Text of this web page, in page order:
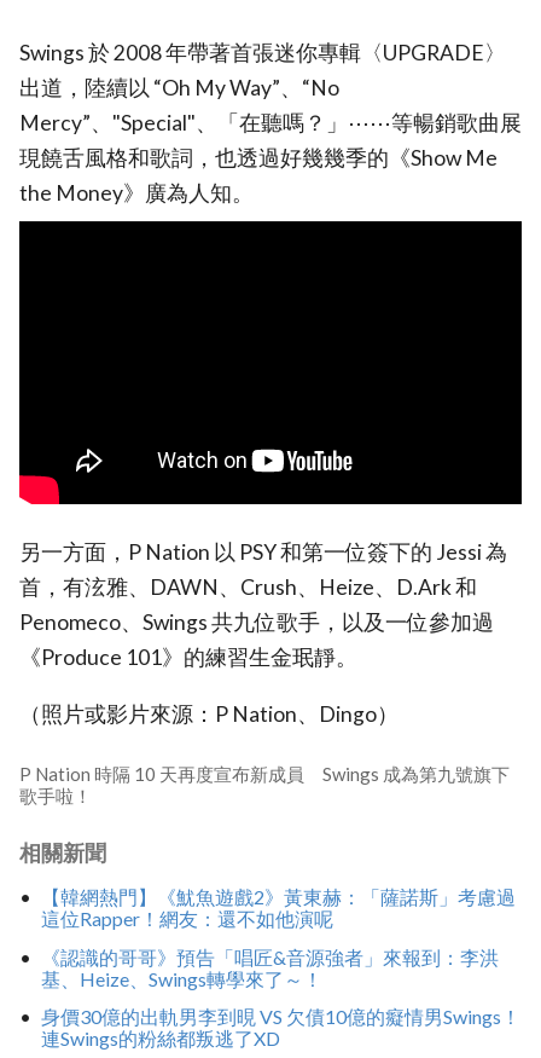
Swings 於 2008 年帶著首張迷你專輯〈UPGRADE〉
出道，陸續以 “Oh My Way”、“No
Mercy”、"Special"、「在聽嗎？」⋯⋯等暢銷歌曲展
現饒舌風格和歌詞，也透過好幾幾季的《Show Me
the Money》廣為人知。
另一方面，P Nation 以 PSY 和第一位簽下的 Jessi 為
首，有泫雅、DAWN、Crush、Heize、D.Ark 和
Penomeco、Swings 共九位歌手，以及一位參加過
《Produce 101》的練習生金珉靜。
（照片或影片來源：P Nation、Dingo）
P Nation 時隔 10 天再度宣布新成員 Swings 成為第九號旗下
歌手啦！
相關新聞
【韓網熱門】《魷魚遊戲2》黃東赫：「薩諾斯」考慮過
這位Rapper！網友：還不如他演呢
《認識的哥哥》預告「唱匠&音源強者」來報到：李洪
基、Heize、Swings轉學來了～！
身價30億的出軌男李到晛 VS 欠債10億的癡情男Swings！
連Swings的粉絲都叛逃了XD